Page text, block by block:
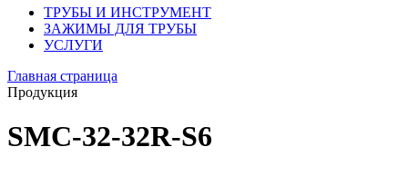
ТРУБЫ И ИНСТРУМЕНТ
ЗАЖИМЫ ДЛЯ ТРУБЫ
УСЛУГИ
Главная страница
Продукция
SMC-32-32R-S6